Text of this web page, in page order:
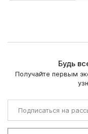
Будь
Получайте первым